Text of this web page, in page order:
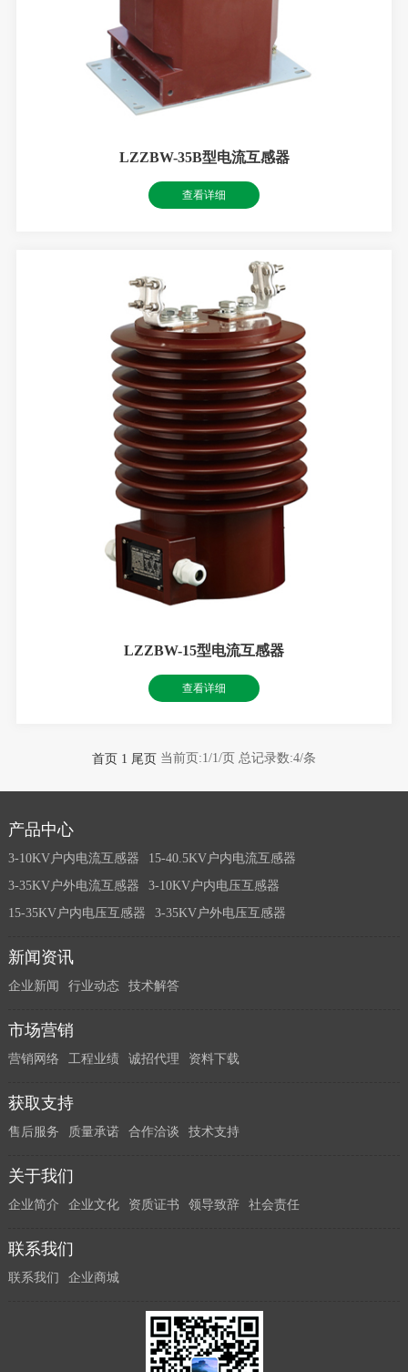
LZZBW-35B型电流互感器
查看详细
LZZBW-15型电流互感器
查看详细
首页 1 尾页 当前页:1/1/页 总记录数:4/条
产品中心
3-10KV户内电流互感器
15-40.5KV户内电流互感器
3-35KV户外电流互感器
3-10KV户内电压互感器
15-35KV户内电压互感器
3-35KV户外电压互感器
新闻资讯
企业新闻 行业动态 技术解答
市场营销
营销网络 工程业绩 诚招代理 资料下载
获取支持
售后服务 质量承诺 合作洽谈 技术支持
关于我们
企业简介 企业文化 资质证书 领导致辞 社会责任
联系我们
联系我们 企业商城